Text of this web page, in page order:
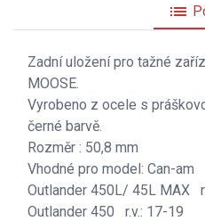
list
Zadní uložení pro tažné
MOOSE.
Vyrobeno z ocele s
černé barvě.
Rozměr : 50,8 mm
Vhodné pro model: Can-am
Outlander 450L/ 45L MAX
Outlander 450 r.v.: 17-19